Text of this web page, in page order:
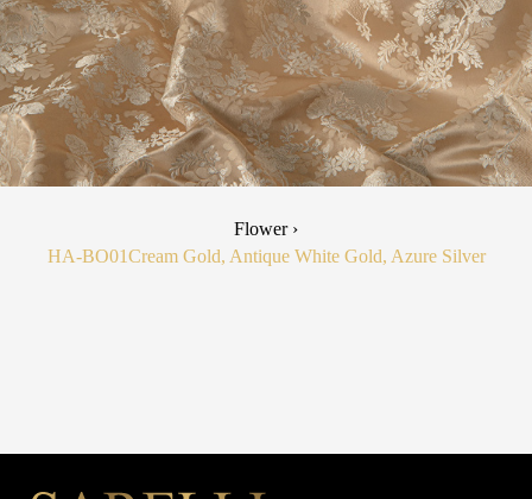
Flower ›
HA-BO01Cream Gold, Antique White Gold, Azure Silver